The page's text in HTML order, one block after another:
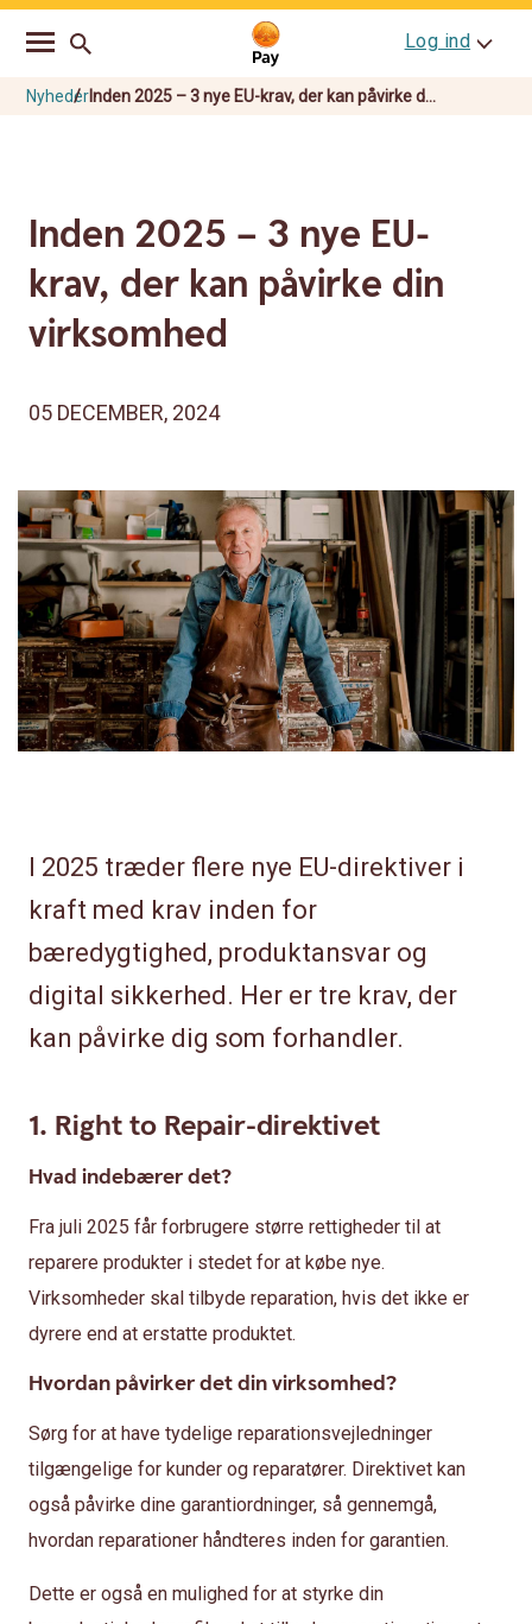
Go
navigation
Skip
Log ind
NyhederInden 2025 – 3 nye EU-krav, der kan påvirke d...
Inden 2025 – 3 nye EU-
krav, der kan påvirke din
virksomhed
05 DECEMBER, 2024
I 2025 træder flere nye EU-direktiver i
kraft med krav inden for
bæredygtighed, produktansvar og
digital sikkerhed. Her er tre krav, der
kan påvirke dig som forhandler.
1. Right to Repair-direktivet
Hvad indebærer det?
Fra juli 2025 får forbrugere større rettigheder til at
reparere produkter i stedet for at købe nye.
Virksomheder skal tilbyde reparation, hvis det ikke er
dyrere end at erstatte produktet.
Hvordan påvirker det din virksomhed?
Sørg for at have tydelige reparationsvejledninger
tilgængelige for kunder og reparatører. Direktivet kan
også påvirke dine garantiordninger, så gennemgå,
hvordan reparationer håndteres inden for garantien.
Dette er også en mulighed for at styrke din